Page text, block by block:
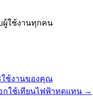
ผู้ใช้งานทุกคน
ใช้งานของคุณ
กใช้เทียนไฟฟ้าทดแทน →